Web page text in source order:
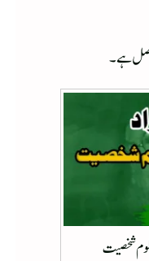
ہے۔
شخصیت